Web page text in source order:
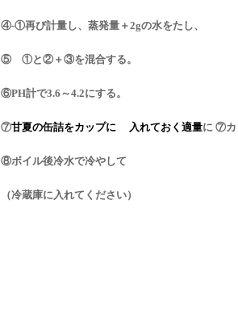
④-①再び計量し、蒸発量＋2gの水をたし、
⑤ ①と②＋③を混合する。
⑥PH計で3.6～4.2にする。
⑦甘夏の缶詰をカップに 入れておく適量に ⑦カ
⑧ボイル後冷水で冷やして
（冷蔵庫に入れてください）